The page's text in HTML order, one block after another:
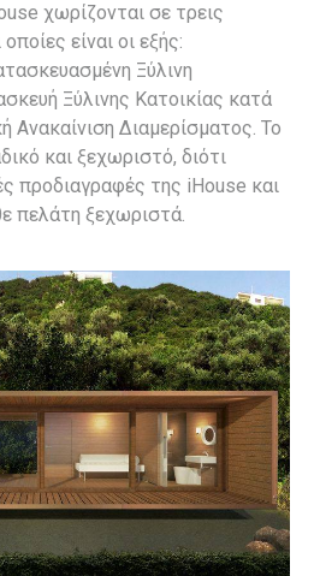
χωρίζονται σε τρεις
είναι οι εξής:
Ξύλινη
Ξύλινης Κατοικίας κατά
Ανακαίνιση Διαμερίσματος. Το
και ξεχωριστό, διότι
προδιαγραφές της iHouse και
πελάτη ξεχωριστά.